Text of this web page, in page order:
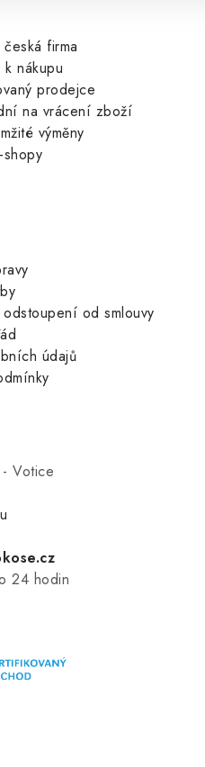
firma
nákupu
prodejce
na vrácení zboží
výměny
odstoupení od smlouvy
údajů
Votice
24 hodin